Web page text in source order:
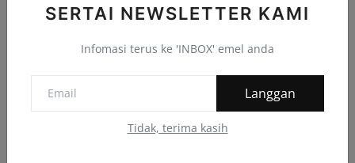
SERTAI NEWSLETTER KAMI
Infomasi terus ke 'INBOX' emel anda
Langgan
Tidak, terima kasih
Kerajaan Pahang Terus Prihatin: RM814,815